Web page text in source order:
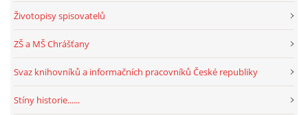
Životopisy spisovatelů
ZŠ a MŠ Chrášťany
Svaz knihovníků a informačních pracovníků České republiky
Stíny historie......